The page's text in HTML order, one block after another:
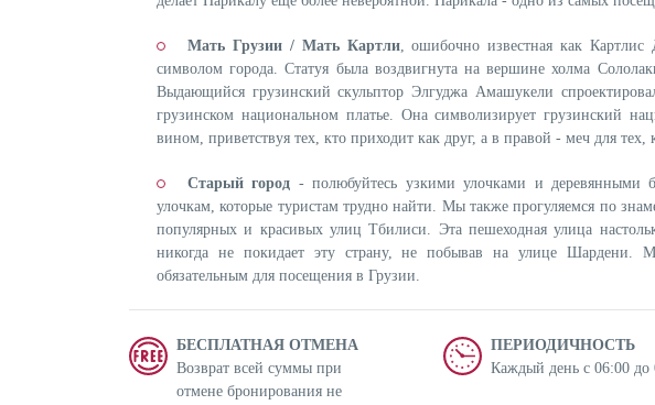
Мать Грузии / Мать Картли, ошибочно известная как
символом города. Статуя была воздвигнута на вершине холма
Выдающийся грузинский скульптор Элгуджа Амашукели
грузинском национальном платье. Она символизирует грузинский
вином, приветствуя тех, кто приходит как друг, а в правой - меч для тех,
Старый город - полюбуйтесь узкими улочками и деревянными
улочкам, которые туристам трудно найти. Мы также прогуляемся по
популярных и красивых улиц Тбилиси. Эта пешеходная улица
никогда не покидает эту страну, не побывав на улице Шардени.
обязательным для посещения в Грузии.
БЕСПЛАТНАЯ ОТМЕНА
Возврат всей суммы при
отмене бронирования не
ПЕРИОДИЧНОСТЬ
Каждый день с 06:00 до